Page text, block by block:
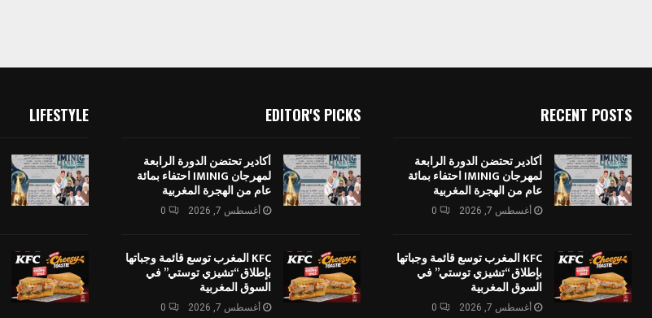
RECENT POSTS
أكادير تحتضن الدورة الرابعة
لمهرجان IMINIG احتفاء بمائة
عام من الهجرة المغربية
أغسطس 7, 2026 0
KFC المغرب توسع قائمة وجباتها
بإطلاق “تشيزي توستي” في
السوق المغربية
أغسطس 7, 2026 0
EDITOR'S PICKS
أكادير تحتضن الدورة الرابعة
لمهرجان IMINIG احتفاء بمائة
عام من الهجرة المغربية
أغسطس 7, 2026 0
KFC المغرب توسع قائمة وجباتها
بإطلاق “تشيزي توستي” في
السوق المغربية
أغسطس 7, 2026 0
LIFESTYLE